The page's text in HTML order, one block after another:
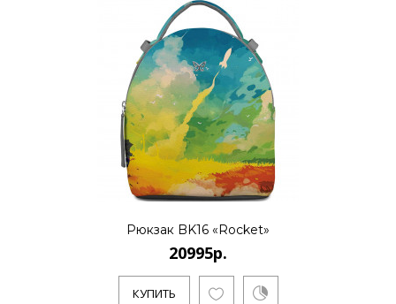
Рюкзак BK16 «Rocket»
20995р.
КУПИТЬ